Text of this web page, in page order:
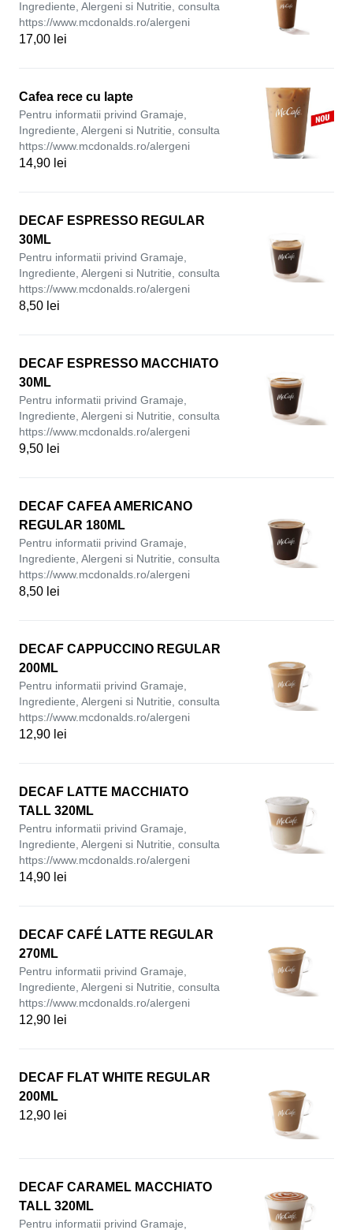
Ingrediente, Alergeni si Nutritie, consulta
https://www.mcdonalds.ro/alergeni
17,00 lei
Cafea rece cu lapte
Pentru informatii privind Gramaje,
Ingrediente, Alergeni si Nutritie, consulta
https://www.mcdonalds.ro/alergeni
14,90 lei
DECAF ESPRESSO REGULAR
30ML
Pentru informatii privind Gramaje,
Ingrediente, Alergeni si Nutritie, consulta
https://www.mcdonalds.ro/alergeni
8,50 lei
DECAF ESPRESSO MACCHIATO
30ML
Pentru informatii privind Gramaje,
Ingrediente, Alergeni si Nutritie, consulta
https://www.mcdonalds.ro/alergeni
9,50 lei
DECAF CAFEA AMERICANO
REGULAR 180ML
Pentru informatii privind Gramaje,
Ingrediente, Alergeni si Nutritie, consulta
https://www.mcdonalds.ro/alergeni
8,50 lei
DECAF CAPPUCCINO REGULAR
200ML
Pentru informatii privind Gramaje,
Ingrediente, Alergeni si Nutritie, consulta
https://www.mcdonalds.ro/alergeni
12,90 lei
DECAF LATTE MACCHIATO
TALL 320ML
Pentru informatii privind Gramaje,
Ingrediente, Alergeni si Nutritie, consulta
https://www.mcdonalds.ro/alergeni
14,90 lei
DECAF CAFÉ LATTE REGULAR
270ML
Pentru informatii privind Gramaje,
Ingrediente, Alergeni si Nutritie, consulta
https://www.mcdonalds.ro/alergeni
12,90 lei
DECAF FLAT WHITE REGULAR
200ML
12,90 lei
DECAF CARAMEL MACCHIATO
TALL 320ML
Pentru informatii privind Gramaje,